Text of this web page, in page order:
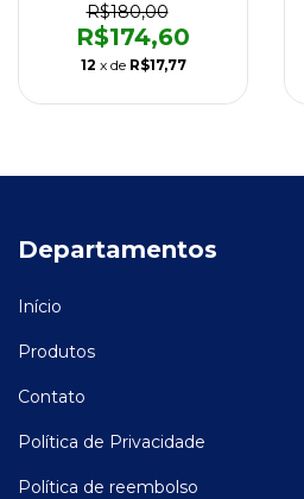
R$180,00
R$174,60
12 x de R$17,77
Departamentos
Início
Produtos
Contato
Política de Privacidade
Política de reembolso